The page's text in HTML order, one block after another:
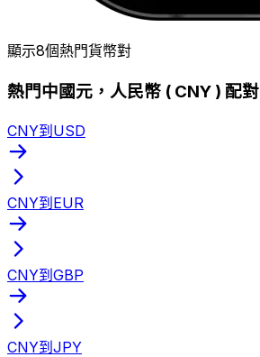
顯示8個熱門貨幣對
熱門中國元，人民幣 ( CNY ) 配對
CNY到USD
CNY到EUR
CNY到GBP
CNY到JPY